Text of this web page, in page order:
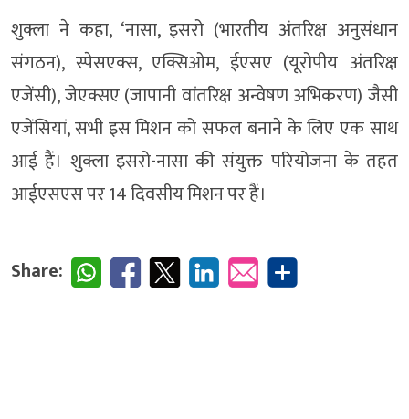
शुक्ला ने कहा, ‘नासा, इसरो (भारतीय अंतरिक्ष अनुसंधान
संगठन), स्पेसएक्स, एक्सिओम, ईएसए (यूरोपीय अंतरिक्ष
एजेंसी), जेएक्सए (जापानी वांतरिक्ष अन्वेषण अभिकरण) जैसी
एजेंसियां, सभी इस मिशन को सफल बनाने के लिए एक साथ
आई हैं। शुक्ला इसरो-नासा की संयुक्त परियोजना के तहत
आईएसएस पर 14 दिवसीय मिशन पर हैं।
Share: